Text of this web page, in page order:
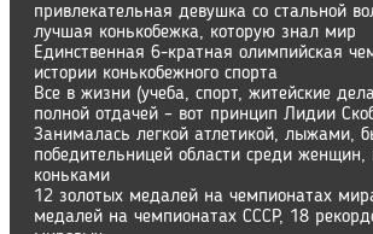
привлекательная девушка со стальной
лучшая конькобежка, которую знал мир
Единственная 6-кратная олимпийская
истории конькобежного спорта
Все в жизни (учеба, спорт, житейские
полной отдачей – вот принцип Лидии
Занималась легкой атлетикой, лыжами,
победительницей области среди женщин,
коньками
12 золотых медалей на чемпионатах
медалей на чемпионатах СССР, 18